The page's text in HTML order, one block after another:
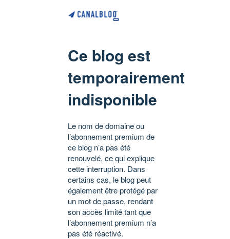
Ce blog est
temporairement
indisponible
Le nom de domaine ou
l’abonnement premium de
ce blog n’a pas été
renouvelé, ce qui explique
cette interruption. Dans
certains cas, le blog peut
également être protégé par
un mot de passe, rendant
son accès limité tant que
l’abonnement premium n’a
pas été réactivé.